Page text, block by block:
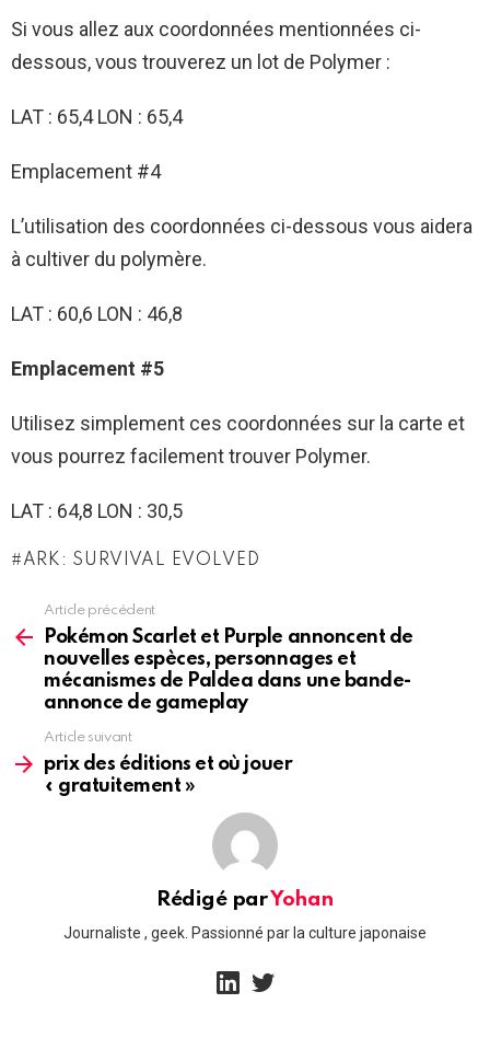
Si vous allez aux coordonnées mentionnées ci-
dessous, vous trouverez un lot de Polymer :
LAT : 65,4 LON : 65,4
Emplacement #4
L’utilisation des coordonnées ci-dessous vous aidera
à cultiver du polymère.
LAT : 60,6 LON : 46,8
Emplacement #5
Utilisez simplement ces coordonnées sur la carte et
vous pourrez facilement trouver Polymer.
LAT : 64,8 LON : 30,5
ARK: SURVIVAL EVOLVED
more
Article précédent
Pokémon Scarlet et Purple annoncent de
nouvelles espèces, personnages et
mécanismes de Paldea dans une bande-
annonce de gameplay
Article suivant
prix des éditions et où jouer
« gratuitement »
Rédigé parYohan
Journaliste , geek. Passionné par la culture japonaise
linkedin